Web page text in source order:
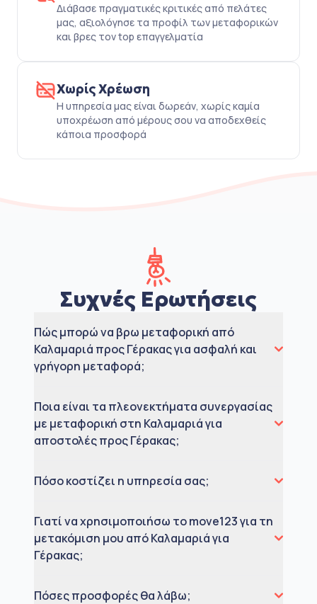
Διάβασε πραγματικές κριτικές από πελάτες
μας, αξιολόγησε τα προφίλ των μεταφορικών
και βρες τον top επαγγελματία
Χωρίς Χρέωση
Η υπηρεσία μας είναι δωρεάν, χωρίς καμία
υποχρέωση από μέρους σου να αποδεχθείς
κάποια προσφορά
Συχνές Ερωτήσεις
Πώς μπορώ να βρω μεταφορική από
Καλαμαριά προς Γέρακας για ασφαλή και
γρήγορη μεταφορά;
Ποια είναι τα πλεονεκτήματα συνεργασίας
με μεταφορική στη Καλαμαριά για
αποστολές προς Γέρακας;
Πόσο κοστίζει η υπηρεσία σας;
Γιατί να χρησιμοποιήσω το move123 για τη
μετακόμιση μου από Καλαμαριά για
Γέρακας;
Πόσες προσφορές θα λάβω;